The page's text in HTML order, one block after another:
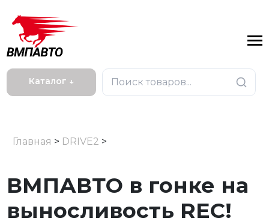
Каталог ↓
Главная > DRIVE2 >
ВМПАВТО в гонке на
выносливость REC!